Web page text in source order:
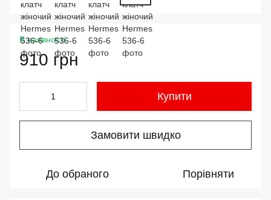
В наявності
910 грн
Купити
Замовити швидко
До обраного Порівняти